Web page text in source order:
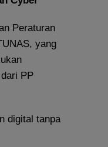
Peraturan
yang
PP
digital tanpa